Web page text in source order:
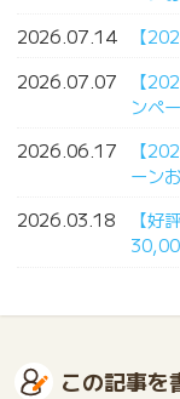
2026.07.14
【
2026.07.07
【
ンペ
2026.06.17
【
ーン
2026.03.18
【好
この記事を